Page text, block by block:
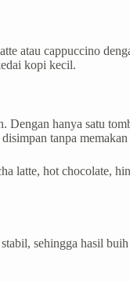
atau cappuccino
kopi kecil.
hanya satu
tanpa memakan
latte, hot chocolate,
sehingga hasil